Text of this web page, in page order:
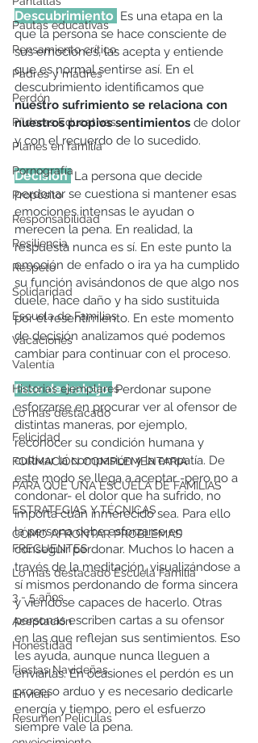
Pautas educativas
Pensamiento crítico
Padres y madres
Perdón
Píldoras Educativas
Planes en familia
Pornografía
Propósito
Responsabilidad
Resiliencia
Respeto
Solidaridad
Escuela de Familias
Vacaciones
Valentía
Historias ejemplares
Lo más destacado
Felicidad
FORMACIÓN COMPLEMENTARIA
PARA QUÉ UNA ESCUELA DE FAMILIAS
ESTRATEGIAS Y TÉCNICAS
CÓMO AFRONTAR PROBLEMAS
FRECUENTES
Lo más destacado Escuela Familia
3 - 5 años
Aceptación
Honestidad
Fiestas Navideñas
Envidia
Resumen Peliculas
Descubrimiento Es una etapa en la
que la persona se hace consciente de
sus emociones, las acepta y entiende
que es normal sentirse así. En el
descubrimiento identificamos que
nuestro sufrimiento se relaciona con
nuestros propios sentimientos de dolor
y con el recuerdo de lo sucedido.
Decisión La persona que decide
perdonar se cuestiona si mantener esas
emociones intensas le ayudan o
merecen la pena. En realidad, la
respuesta nunca es sí. En este punto la
emoción de enfado o ira ya ha cumplido
su función avisándonos de que algo nos
duele, hace daño y ha sido sustituida
por el resentimiento. En este momento
de decisión analizamos qué podemos
cambiar para continuar con el proceso.
Fase de trabajo Perdonar supone
esforzarse en procurar ver al ofensor de
distintas maneras, por ejemplo,
reconocer su condición humana y
cultivar la compasión y la empatía. De
este modo se llega a aceptar -pero no a
condonar- el dolor que ha sufrido, no
importa cuán inmerecido sea. Para ello
la persona debe esforzarse en
conseguir perdonar. Muchos lo hacen a
través de la meditación, visualizándose a
sí mismos perdonando de forma sincera
y viéndose capaces de hacerlo. Otras
personas escriben cartas a su ofensor
en las que reflejan sus sentimientos. Eso
les ayuda, aunque nunca lleguen a
enviarlas. En ocasiones el perdón es un
proceso arduo y es necesario dedicarle
energía y tiempo, pero el esfuerzo
siempre vale la pena.